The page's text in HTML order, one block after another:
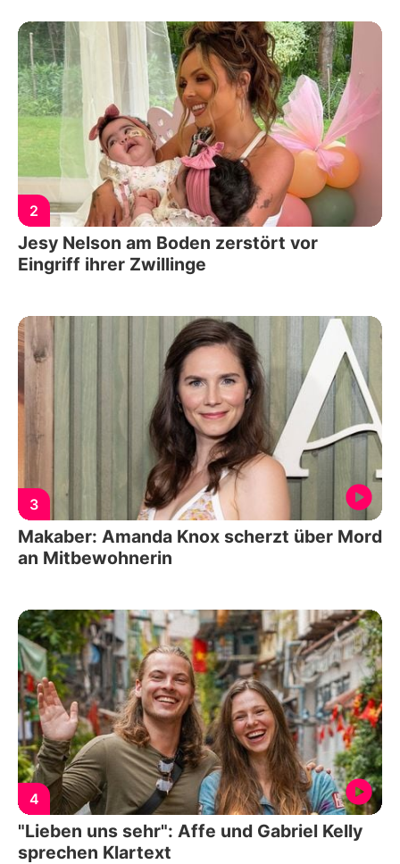
2
Jesy Nelson am Boden zerstört vor
Eingriff ihrer Zwillinge
3
Makaber: Amanda Knox scherzt über Mord
an Mitbewohnerin
4
"Lieben uns sehr": Affe und Gabriel Kelly
sprechen Klartext